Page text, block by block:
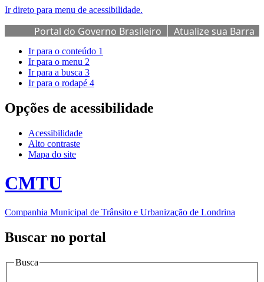
Ir direto para menu de acessibilidade.
Portal do Governo Brasileiro
Atualize sua Barra
de Governo
Ir para o conteúdo 1
Ir para o menu 2
Ir para a busca 3
Ir para o rodapé 4
Opções de acessibilidade
Acessibilidade
Alto contraste
Mapa do site
CMTU
Companhia Municipal de Trânsito e Urbanização de Londrina
Buscar no portal
Busca